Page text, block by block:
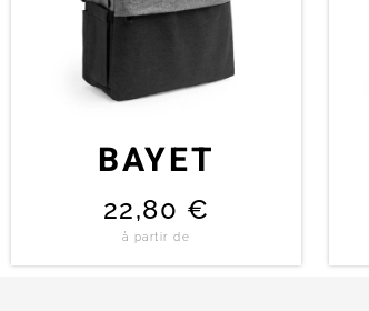
BAYET
22,80 €
à partir de